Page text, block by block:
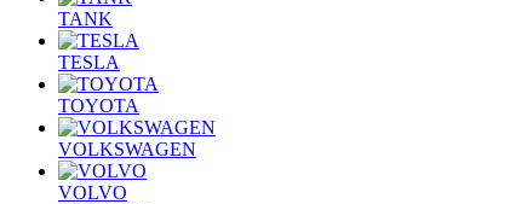
TANK
TESLA
TOYOTA
VOLKSWAGEN
VOLVO